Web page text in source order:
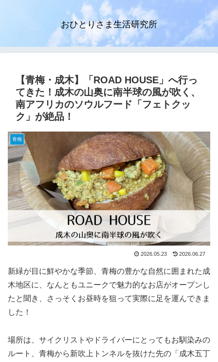
おひとりさま生活研究所
【青梅・成木】「ROAD HOUSE」へ行っ
てきた！成木の山奥に南半球の風が吹く、
南アフリカのソウルフード「フェトクッ
ク」が絶品！
青梅
2026.05.23 2026.06.27
新緑が目に鮮やかな季節、青梅の豊かな自然に囲まれた成
木地区に、なんともユニークで魅力的なお店がオープンし
たと聞き、さっそくお昼時を狙って実際に足を運んできま
した！
場所は、サイクリストやドライバーにとってもお馴染みの
ルート、青梅から新吹上トンネルを抜けた先の「成木五丁